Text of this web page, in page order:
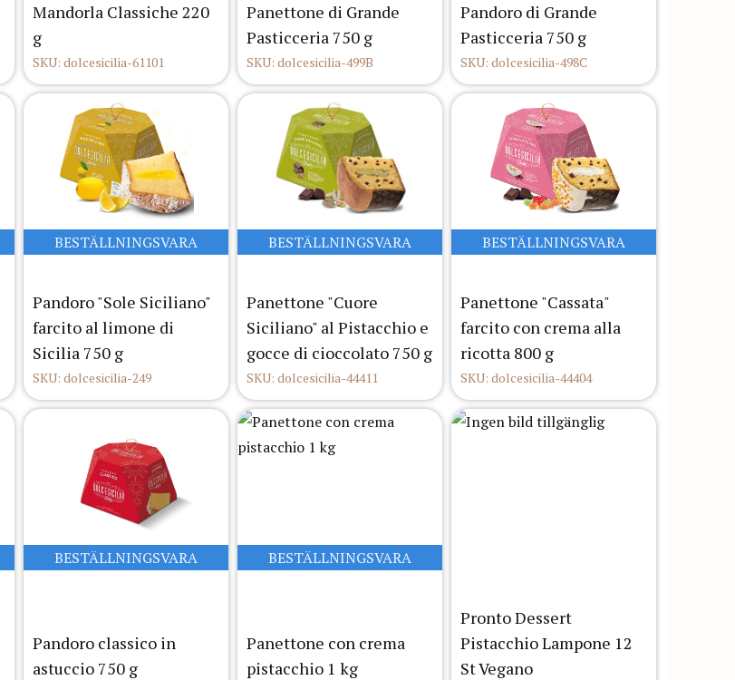
Mandorla Classiche 220
g
SKU: dolcesicilia-61101
Panettone di Grande
Pasticceria 750 g
SKU: dolcesicilia-499B
Pandoro di Grande
Pasticceria 750 g
SKU: dolcesicilia-498C
BESTÄLLNINGSVARA
Pandoro "Sole Siciliano"
farcito al limone di
Sicilia 750 g
SKU: dolcesicilia-249
BESTÄLLNINGSVARA
Panettone "Cuore
Siciliano" al Pistacchio e
gocce di cioccolato 750 g
SKU: dolcesicilia-44411
BESTÄLLNINGSVARA
Panettone "Cassata"
farcito con crema alla
ricotta 800 g
SKU: dolcesicilia-44404
BESTÄLLNINGSVARA
Pandoro classico in
astuccio 750 g
BESTÄLLNINGSVARA
Panettone con crema
pistacchio 1 kg
Pronto Dessert
Pistacchio Lampone 12
St Vegano